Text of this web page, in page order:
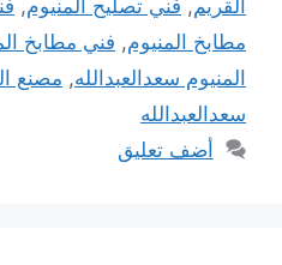
القريم, فني تصليح المنيوم,
مطابخ المنيوم, فني مطابخ
المنيوم سعدالعبدالله, مصنع
سعدالعبدالله
أضف تعليق